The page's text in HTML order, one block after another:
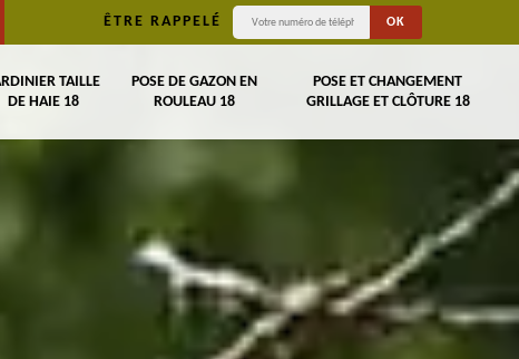
ÊTRE RAPPELÉ
TAILLE
DE HAIE 18
POSE DE GAZON EN
ROULEAU 18
POSE ET CHANGEMENT
GRILLAGE ET CLÔTURE 18